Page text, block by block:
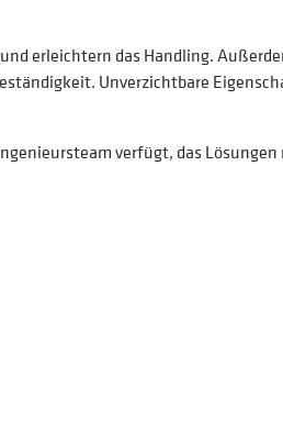
erleichtern das Handling.
Unverzichtbare
verfügt, das